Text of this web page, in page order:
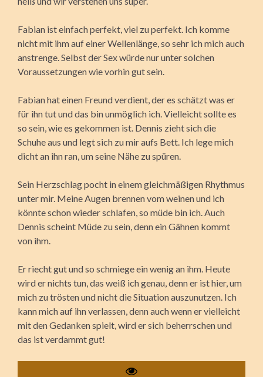
Fabian ist einfach perfekt, viel zu perfekt. Ich komme
nicht mit ihm auf einer Wellenlänge, so sehr ich mich auch
anstrenge. Selbst der Sex würde nur unter solchen
Voraussetzungen wie vorhin gut sein.
Fabian hat einen Freund verdient, der es schätzt was er
für ihn tut und das bin unmöglich ich. Vielleicht sollte es
so sein, wie es gekommen ist. Dennis zieht sich die
Schuhe aus und legt sich zu mir aufs Bett. Ich lege mich
dicht an ihn ran, um seine Nähe zu spüren.
Sein Herzschlag pocht in einem gleichmäßigen Rhythmus
unter mir. Meine Augen brennen vom weinen und ich
könnte schon wieder schlafen, so müde bin ich. Auch
Dennis scheint Müde zu sein, denn ein Gähnen kommt
von ihm.
Er riecht gut und so schmiege ein wenig an ihm. Heute
wird er nichts tun, das weiß ich genau, denn er ist hier, um
mich zu trösten und nicht die Situation auszunutzen. Ich
kann mich auf ihn verlassen, denn auch wenn er vielleicht
mit den Gedanken spielt, wird er sich beherrschen und
das ist verdammt gut!